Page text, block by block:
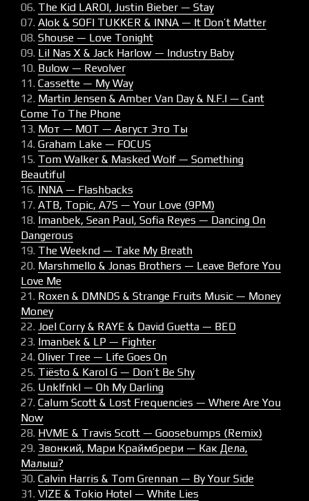
06. The Kid LAROI, Justin Bieber — Stay
07. Alok & SOFI TUKKER & INNA — It Don’t Matter
08. Shouse — Love Tonight
09. Lil Nas X & Jack Harlow — Industry Baby
10. Bulow — Revolver
11. Cassette — My Way
12. Martin Jensen & Amber Van Day & N.F.I — Cant
Come To The Phone
13. Мот — МОТ — Август Это Ты
14. Graham Lake — FOCUS
15. Tom Walker & Masked Wolf — Something
Beautiful
16. INNA — Flashbacks
17. ATB, Topic, A7S — Your Love (9PM)
18. Imanbek, Sean Paul, Sofia Reyes — Dancing On
Dangerous
19. The Weeknd — Take My Breath
20. Marshmello & Jonas Brothers — Leave Before You
Love Me
21. Roxen & DMNDS & Strange Fruits Music — Money
Money
22. Joel Corry & RAYE & David Guetta — BED
23. Imanbek & LP — Fighter
24. Oliver Tree — Life Goes On
25. Tiësto & Karol G — Don’t Be Shy
26. Unklfnkl — Oh My Darling
27. Calum Scott & Lost Frequencies — Where Are You
Now
28. HVME & Travis Scott — Goosebumps (Remix)
29. Звонкий, Мари Краймбрери — Как Дела,
Малыш?
30. Calvin Harris & Tom Grennan — By Your Side
31. VIZE & Tokio Hotel — White Lies